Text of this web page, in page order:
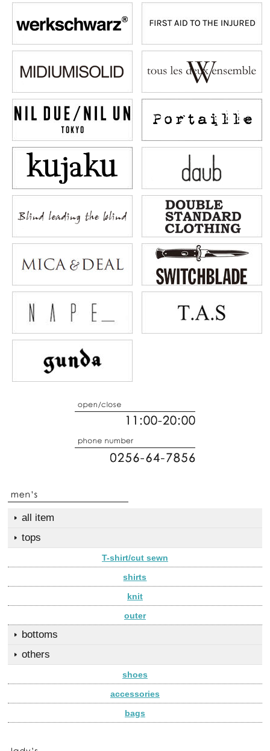
all item
tops
T-shirt/cut sewn
shirts
knit
outer
bottoms
others
shoes
accessories
bags